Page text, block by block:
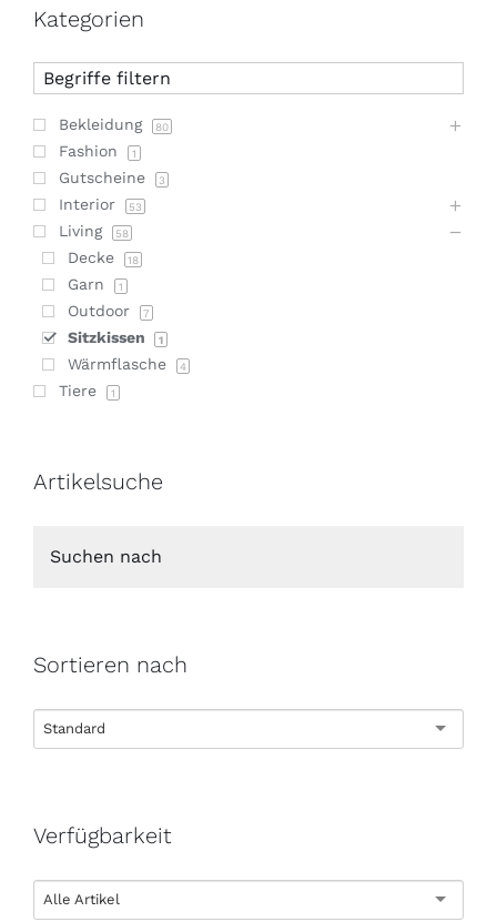
Kategorien
Bekleidung 80
Fashion 1
Gutscheine 3
Interior 53
Living 58
Decke 18
Garn 1
Outdoor 7
Sitzkissen 1
Wärmflasche 4
Tiere 1
Artikelsuche
Sortieren nach
Standard
Verfügbarkeit
Alle Artikel